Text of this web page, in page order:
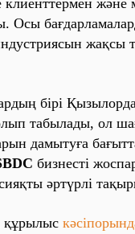
және
Осы
жақсы
бірі
табылады, ол
дамытуға
бизнесті
әртүрлі
құрылыс